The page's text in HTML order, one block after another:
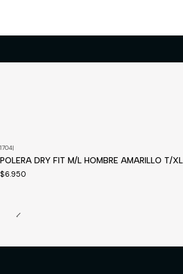
1704|
POLERA DRY FIT M/L HOMBRE AMARILLO T/XL
$6.950